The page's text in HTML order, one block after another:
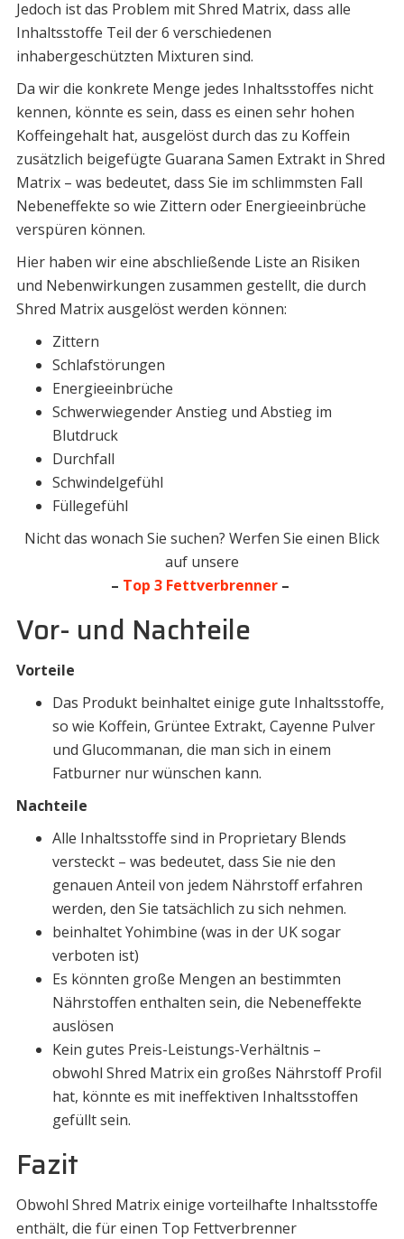
Jedoch ist das Problem mit Shred Matrix, dass alle
Inhaltsstoffe Teil der 6 verschiedenen
inhabergeschützten Mixturen sind.
Da wir die konkrete Menge jedes Inhaltsstoffes nicht
kennen, könnte es sein, dass es einen sehr hohen
Koffeingehalt hat, ausgelöst durch das zu Koffein
zusätzlich beigefügte Guarana Samen Extrakt in Shred
Matrix – was bedeutet, dass Sie im schlimmsten Fall
Nebeneffekte so wie Zittern oder Energieeinbrüche
verspüren können.
Hier haben wir eine abschließende Liste an Risiken
und Nebenwirkungen zusammen gestellt, die durch
Shred Matrix ausgelöst werden können:
Zittern
Schlafstörungen
Energieeinbrüche
Schwerwiegender Anstieg und Abstieg im
Blutdruck
Durchfall
Schwindelgefühl
Füllegefühl
Nicht das wonach Sie suchen? Werfen Sie einen Blick
auf unsere
– Top 3 Fettverbrenner –
Vor- und Nachteile
Vorteile
Das Produkt beinhaltet einige gute Inhaltsstoffe,
so wie Koffein, Grüntee Extrakt, Cayenne Pulver
und Glucommanan, die man sich in einem
Fatburner nur wünschen kann.
Nachteile
Alle Inhaltsstoffe sind in Proprietary Blends
versteckt – was bedeutet, dass Sie nie den
genauen Anteil von jedem Nährstoff erfahren
werden, den Sie tatsächlich zu sich nehmen.
beinhaltet Yohimbine (was in der UK sogar
verboten ist)
Es könnten große Mengen an bestimmten
Nährstoffen enthalten sein, die Nebeneffekte
auslösen
Kein gutes Preis-Leistungs-Verhältnis –
obwohl Shred Matrix ein großes Nährstoff Profil
hat, könnte es mit ineffektiven Inhaltsstoffen
gefüllt sein.
Fazit
Obwohl Shred Matrix einige vorteilhafte Inhaltsstoffe
enthält, die für einen Top Fettverbrenner